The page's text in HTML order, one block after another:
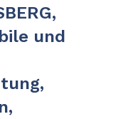
und